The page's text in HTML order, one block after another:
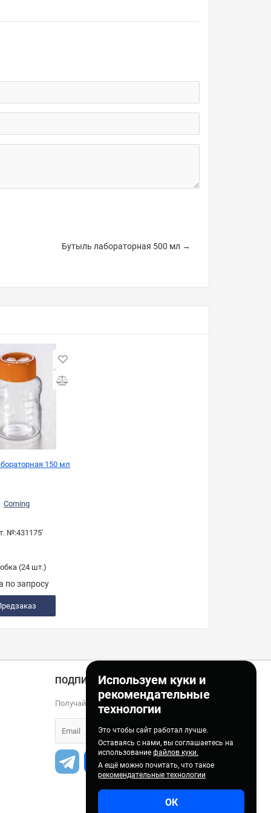
Используем куки и
рекомендательные
технологии
Это чтобы сайт работал лучше.
Оставаясь с нами, вы соглашаетесь на
использование файлов куки.
А ещё можно почитать, что такое
рекомендательные технологии
ОК
Бутыль лабораторная 500 мл →
150 мл
Corning
№:431175'
(24 шт.)
по запросу
ПОДПИСКА
Получайте только полезные статьи!